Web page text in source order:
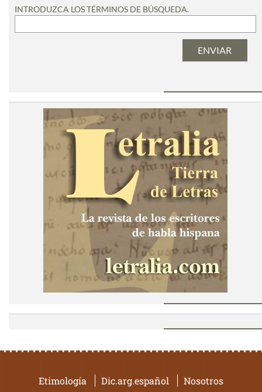
INTRODUZCA LOS TÉRMINOS DE BÚSQUEDA.
Etimología Dic.arg.español Nosotros